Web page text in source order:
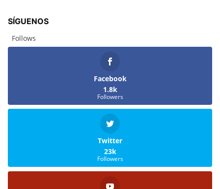
SÍGUENOS
Follows
Facebook
1.8k
Followers
Twitter
23k
Followers